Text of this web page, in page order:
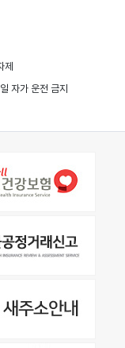
제
자가 운전 금지